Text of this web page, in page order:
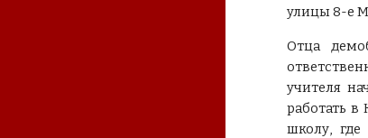
улицы 8-е
Отца
учителя
работать в
школу,